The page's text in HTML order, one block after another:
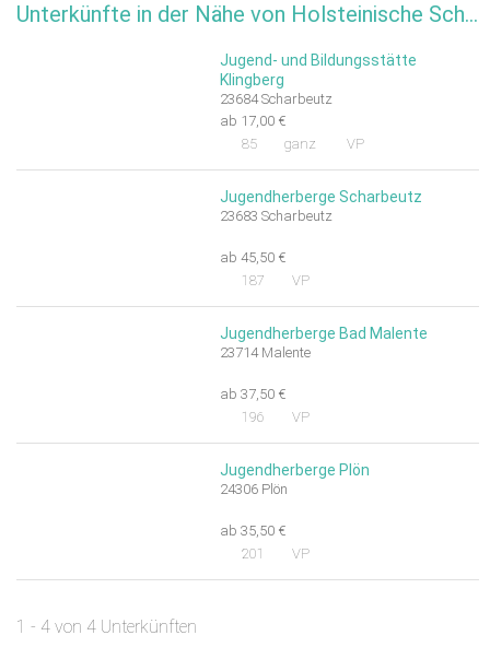
Unterkünfte in der Nähe von Holsteinische Schweiz
Jugend- und Bildungsstätte
Klingberg
23684 Scharbeutz
ab 17,00 €
85
ganz VP
Jugendherberge Scharbeutz
23683 Scharbeutz
ab 45,50 €
187
VP
Jugendherberge Bad Malente
23714 Malente
ab 37,50 €
196
VP
Jugendherberge Plön
24306 Plön
ab 35,50 €
201
VP
1 - 4 von 4 Unterkünften